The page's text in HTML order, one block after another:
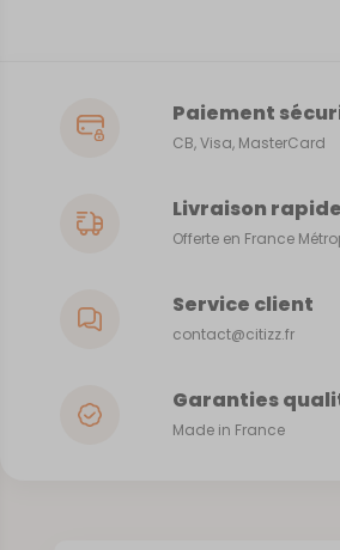
Paiement
CB, Visa, MasterCard
Livraison rapide
Offerte en France
Service client
contact@citizz.fr
Garanties
Made in France